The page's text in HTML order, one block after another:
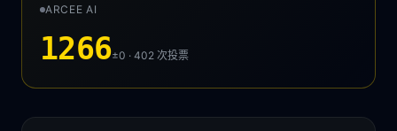
ARCEE AI
1266±0 · 402次投票